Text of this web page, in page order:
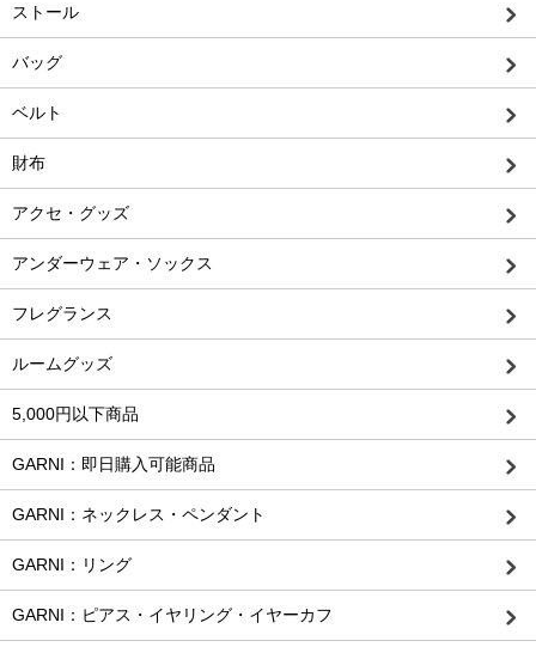
ストール
バッグ
ベルト
財布
アクセ・グッズ
アンダーウェア・ソックス
フレグランス
ルームグッズ
5,000円以下商品
GARNI：即日購入可能商品
GARNI：ネックレス・ペンダント
GARNI：リング
GARNI：ピアス・イヤリング・イヤーカフ